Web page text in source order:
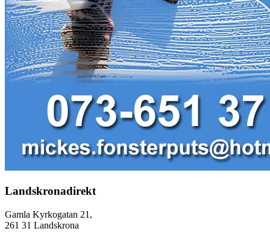
Landskronadirekt
Gamla Kyrkogatan 21,
261 31 Landskrona